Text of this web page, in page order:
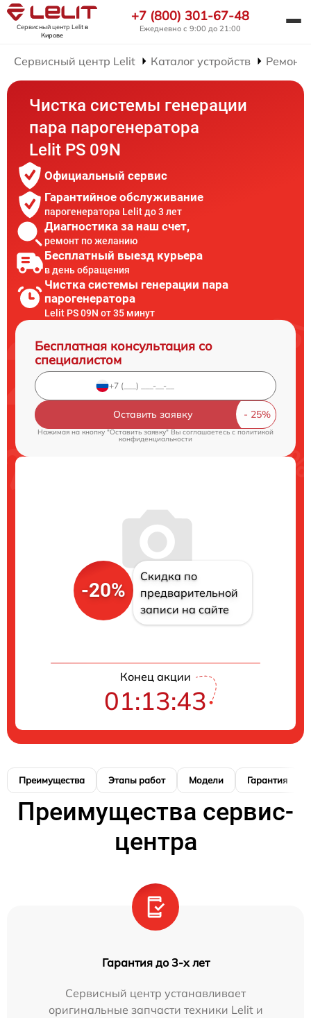
Сервисный центр Lelitв
Кирове
+7 (800) 301-67-48
Ежедневно с 9:00 до 21:00
Сервисный центр Lelit Каталог устройств Ремонт
Чистка системы генерации
пара парогенератора
Lelit PS 09N
Официальный сервис
Гарантийное обслуживание
парогенератора Lelit до 3 лет
Диагностика за наш счет,
ремонт по желанию
Бесплатный выезд курьера
в день обращения
Чистка системы генерации пара
парогенератора
Lelit PS 09N от 35 минут
Бесплатная консультация со
специалистом
Оставить заявку
Нажимая на кнопку "Оставить заявку" Вы соглашаетесь cполитикой
конфиденциальности
-20%
Скидка по
предварительной
записи на сайте
Конец акции
01:13:42
Преимущества Этапы работ Модели Гарантия
Преимущества сервис-
центра
Гарантия до 3-х лет
Сервисный центр устанавливает
оригинальные запчасти техники Lelit и